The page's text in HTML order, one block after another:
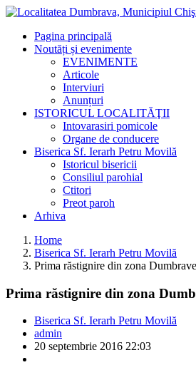
Pagina principală
Noutăți și evenimente
EVENIMENTE
Articole
Interviuri
Anunțuri
ISTORICUL LOCALITĂŢII
Intovarasiri pomicole
Organe de conducere
Biserica Sf. Ierarh Petru Movilă
Istoricul bisericii
Consiliul parohial
Ctitori
Preot paroh
Arhiva
Home
Biserica Sf. Ierarh Petru Movilă
Prima răstignire din zona
Prima răstignire din zona
Biserica Sf. Ierarh Petru Movilă
admin
20 septembrie 2016 22:03